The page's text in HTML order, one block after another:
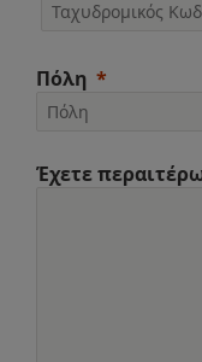
Πόλη
Έχετε